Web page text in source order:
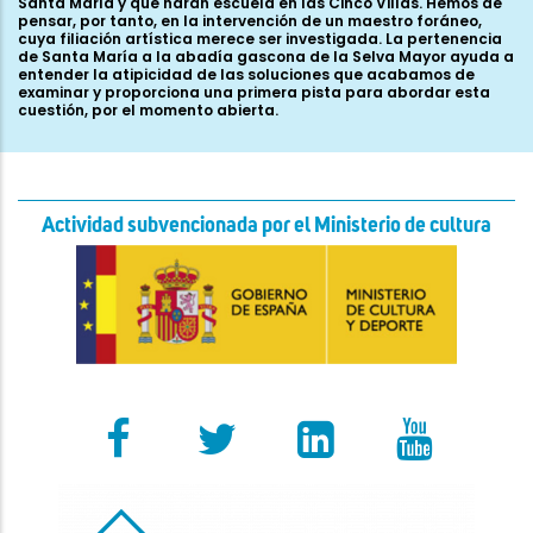
Actividad subvencionada por el Ministerio de cultura